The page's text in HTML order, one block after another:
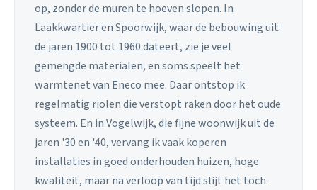
op, zonder de muren te hoeven slopen. In
Laakkwartier en Spoorwijk, waar de bebouwing uit
de jaren 1900 tot 1960 dateert, zie je veel
gemengde materialen, en soms speelt het
warmtenet van Eneco mee. Daar ontstop ik
regelmatig riolen die verstopt raken door het oude
systeem. En in Vogelwijk, die fijne woonwijk uit de
jaren '30 en '40, vervang ik vaak koperen
installaties in goed onderhouden huizen, hoge
kwaliteit, maar na verloop van tijd slijt het toch.